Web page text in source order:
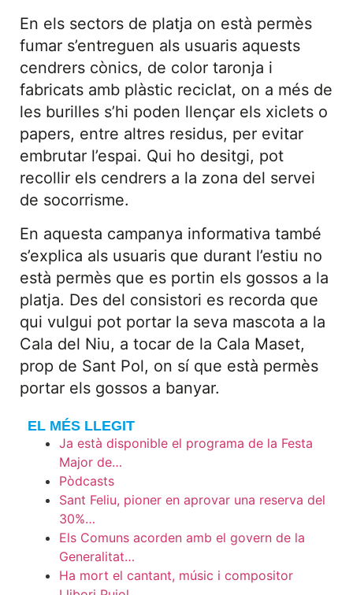
En els sectors de platja on està permès
fumar s’entreguen als usuaris aquests
cendrers cònics, de color taronja i
fabricats amb plàstic reciclat, on a més de
les burilles s’hi poden llençar els xiclets o
papers, entre altres residus, per evitar
embrutar l’espai. Qui ho desitgi, pot
recollir els cendrers a la zona del servei
de socorrisme.
En aquesta campanya informativa també
s’explica als usuaris que durant l’estiu no
està permès que es portin els gossos a la
platja. Des del consistori es recorda que
qui vulgui pot portar la seva mascota a la
Cala del Niu, a tocar de la Cala Maset,
prop de Sant Pol, on sí que està permès
portar els gossos a banyar.
EL MÉS LLEGIT
Ja està disponible el programa de la Festa
Major de…
Pòdcasts
Sant Feliu, pioner en aprovar una reserva del
30%…
Els Comuns acorden amb el govern de la
Generalitat…
Ha mort el cantant, músic i compositor